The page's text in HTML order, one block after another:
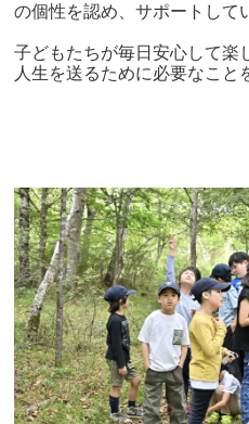
の個性を認め、サポートして
子どもたちが毎日安心して楽
人生を送るために必要なこと